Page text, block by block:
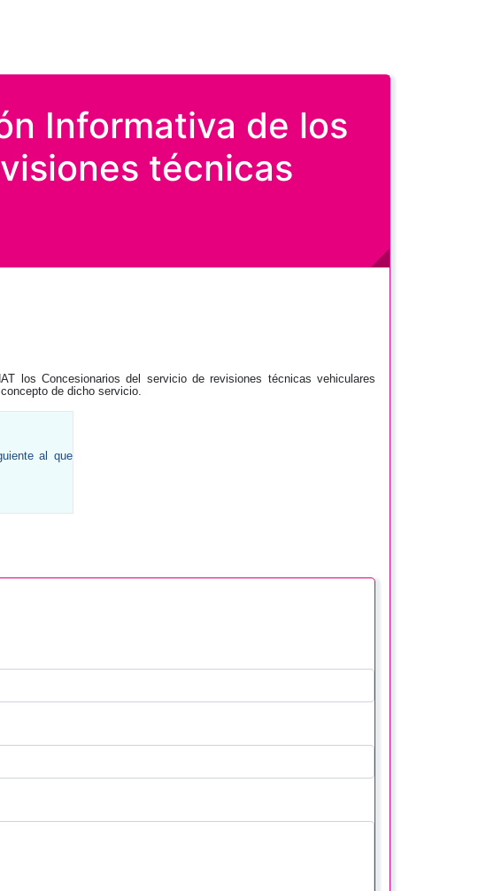
Informativa de los
técnicas
los Concesionarios del servicio de revisiones técnicas vehiculares
de dicho servicio.
al que